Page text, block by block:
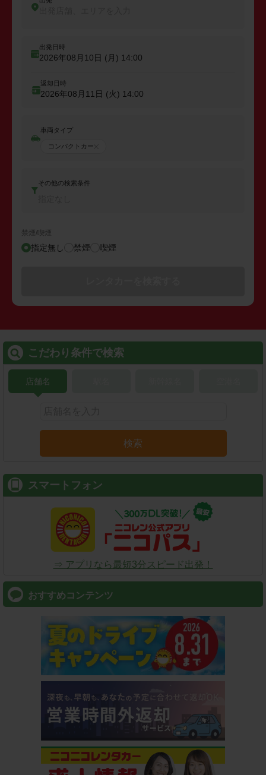
出発日時
2026年08月10日 (月) 14:00
返却日時
2026年08月11日 (火) 14:00
車両タイプ
コンパクトカー
その他の検索条件
禁煙/喫煙
指定無し 禁煙 喫煙
こだわり条件で検索
店舗名
検索
スマートフォン
⇒ アプリなら最短3分スピード出発！
おすすめコンテンツ